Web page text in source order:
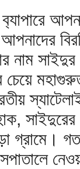
ব‌্যাপারে
নাম
চেয়ে
সাইদুরের
গ্রামে।